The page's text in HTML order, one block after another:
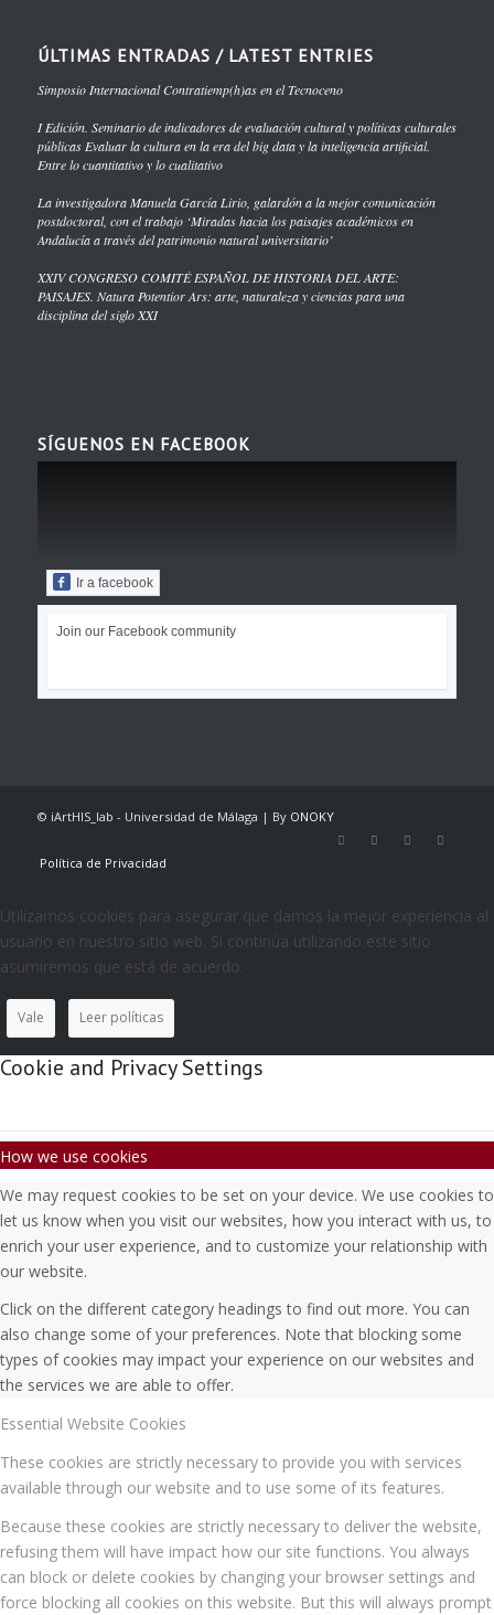
ÚLTIMAS ENTRADAS / LATEST ENTRIES
Simposio Internacional Contratiemp(h)as en el Tecnoceno
I Edición. Seminario de indicadores de evaluación cultural y políticas culturales
públicas Evaluar la cultura en la era del big data y la inteligencia artificial.
Entre lo cuantitativo y lo cualitativo
La investigadora Manuela García Lirio, galardón a la mejor comunicación
postdoctoral, con el trabajo ‘Miradas hacia los paisajes académicos en
Andalucía a través del patrimonio natural universitario’
XXIV CONGRESO COMITÉ ESPAÑOL DE HISTORIA DEL ARTE:
PAISAJES. Natura Potentior Ars: arte, naturaleza y ciencias para una
disciplina del siglo XXI
SÍGUENOS EN FACEBOOK
Ir a facebook
Join our Facebook community
© iArtHIS_lab - Universidad de Málaga | By ONOKY
Política de Privacidad
Utilizamos cookies para asegurar que damos la mejor experiencia al
usuario en nuestro sitio web. Si continúa utilizando este sitio
asumiremos que está de acuerdo.
Vale Leer políticas
Cookie and Privacy Settings
How we use cookies
We may request cookies to be set on your device. We use cookies to
let us know when you visit our websites, how you interact with us, to
enrich your user experience, and to customize your relationship with
our website.
Click on the different category headings to find out more. You can
also change some of your preferences. Note that blocking some
types of cookies may impact your experience on our websites and
the services we are able to offer.
Essential Website Cookies
These cookies are strictly necessary to provide you with services
available through our website and to use some of its features.
Because these cookies are strictly necessary to deliver the website,
refusing them will have impact how our site functions. You always
can block or delete cookies by changing your browser settings and
force blocking all cookies on this website. But this will always prompt